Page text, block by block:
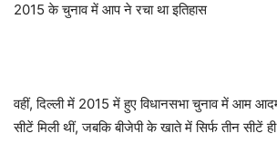
2015 के चुनाव में आप ने रचा था इतिहास
वहीं, दिल्ली में 2015 में हुए विधानसभा चुनाव में आम
सीटें मिली थीं, जबकि बीजेपी के खाते में सिर्फ तीन सीटें